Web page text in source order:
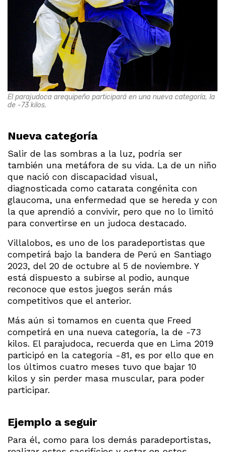
El parajudoca arequipeño participará en una nueva categoría, la
de -73 kilos.
Nueva categoría
Salir de las sombras a la luz, podría ser
también una metáfora de su vida. La de un niño
que nació con discapacidad visual,
diagnosticada como catarata congénita con
glaucoma, una enfermedad que se hereda y con
la que aprendió a convivir, pero que no lo limitó
para convertirse en un judoca destacado.
Villalobos, es uno de los paradeportistas que
competirá bajo la bandera de Perú en Santiago
2023, del 20 de octubre al 5 de noviembre. Y
está dispuesto a subirse al podio, aunque
reconoce que estos juegos serán más
competitivos que el anterior.
Más aún si tomamos en cuenta que Freed
competirá en una nueva categoría, la de -73
kilos. El parajudoca, recuerda que en Lima 2019
participó en la categoría -81, es por ello que en
los últimos cuatro meses tuvo que bajar 10
kilos y sin perder masa muscular, para poder
participar.
Ejemplo a seguir
Para él, como para los demás paradeportistas,